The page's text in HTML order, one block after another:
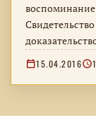
воспоминание
стране.
15.04.2016